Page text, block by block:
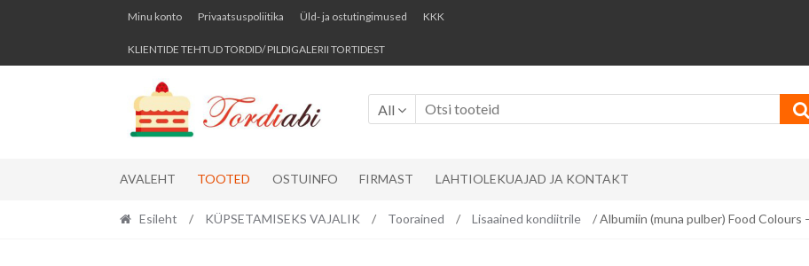
Skip
navigation
Skip
content
Minu konto Privaatsuspoliitika Üld- ja ostutingimused KKK
KLIENTIDE TEHTUD TORDID/ PILDIGALERII TORTIDEST
All
AVALEHT TOOTED OSTUINFO FIRMAST LAHTIOLEKUAJAD JA KONTAKT
Esileht / KÜPSETAMISEKS VAJALIK / Toorained / Lisaained kondiitrile / Albumiin (muna pulber) Food Colours